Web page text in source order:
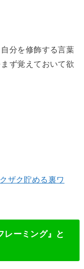
分を修飾する言葉
ず覚えておいて欲
ザク貯める裏ワ
レーミング』と